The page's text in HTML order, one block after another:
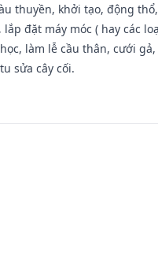
thuyền, khởi tạo, động
đặt máy móc ( hay các
làm lễ cầu thân, cưới
sửa cây cối.